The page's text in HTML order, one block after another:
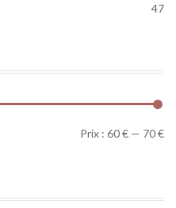
47
Prix : 60 € — 70 €